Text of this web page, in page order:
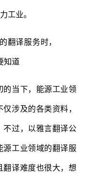
工业。
当下，能源工业领
涉及的各类资料，
不过，以雅言翻译公
源工业领域的翻译服
翻译难度也很大，想